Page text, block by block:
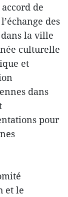
de
des
la ville
culturelle
et
dans
pour
et le